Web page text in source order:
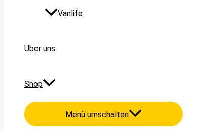
Vanlife
Über uns
Shop
Menü umschalten